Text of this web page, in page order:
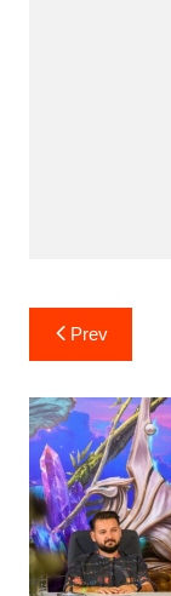
Post
navigation
Prev